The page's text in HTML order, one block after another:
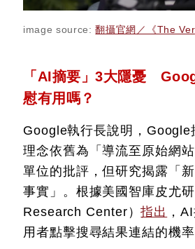
image source:翻攝官網／《The
「AI摘要」3大隱憂
慰有用嗎？
Google執行長說明，Google
理念依舊為「導流至原始網
單位的批評，但研究揭露「
事實」。根據美國智庫皮尤
Research Center）指出 ，
用者點擊搜尋結果連結的機率